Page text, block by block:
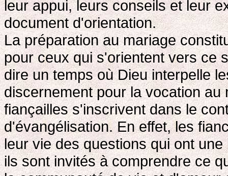
leur appui, leurs conseils et leur
document d'orientation.
La préparation au mariage
pour ceux qui s'orientent vers ce
dire un temps où Dieu interpelle
discernement pour la vocation
fiançailles s'inscrivent dans le
d'évangélisation. En effet, les
leur vie des questions qui ont
ils sont invités à comprendre ce